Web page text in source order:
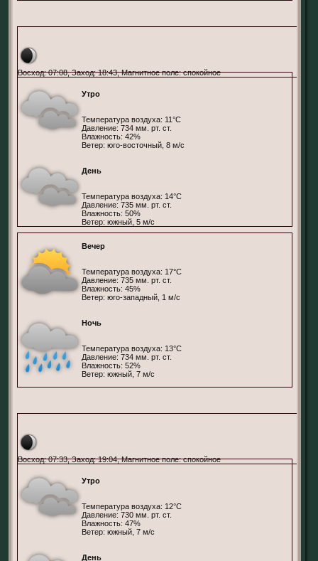
Восход: 07:08, Заход: 18:43, Магнитное поле: спокойное
Утро
Температура воздуха: 11°С
Давление: 734 мм. рт. ст.
Влажность: 42%
Ветер: юго-восточный, 8 м/с
День
Температура воздуха: 14°С
Давление: 735 мм. рт. ст.
Влажность: 50%
Ветер: южный, 5 м/с
Вечер
Температура воздуха: 17°С
Давление: 735 мм. рт. ст.
Влажность: 45%
Ветер: юго-западный, 1 м/с
Ночь
Температура воздуха: 13°С
Давление: 734 мм. рт. ст.
Влажность: 52%
Ветер: южный, 7 м/с
Восход: 07:33, Заход: 19:04, Магнитное поле: спокойное
Утро
Температура воздуха: 12°С
Давление: 730 мм. рт. ст.
Влажность: 47%
Ветер: южный, 7 м/с
День